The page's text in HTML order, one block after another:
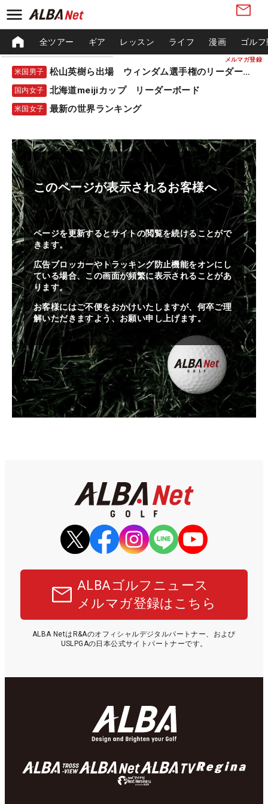
メルマガ登録
全ツアー ギア レッスン ライフ 漫画 ゴル
米国男子 松山英樹ら出場 ウィンダム選手権のリーダーボード
国内女子 北海道meijiカップ リーダーボード
米国女子 最新の世界ランキング
このページが表示されるお客様へ
ページを更新するとサイトの閲覧を続けることがで
きます。
広告ブロッカーやトラッキング防止機能をオンにし
ている場合、この画面が頻繁に表示されることがあ
ります。
お客様にはご不便をおかけいたしますが、何卒ご理
解いただきますよう、お願い申し上げます。
ALBAゴルフニュース
メルマガ登録はこちら
ALBA NetはR&Aのオフィシャルデジタルパートナー、および
USLPGAの日本公式サイトパートナーです。